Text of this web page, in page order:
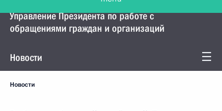
Управление Президента по работе с
обращениями граждан и организаций
Новости
Новости